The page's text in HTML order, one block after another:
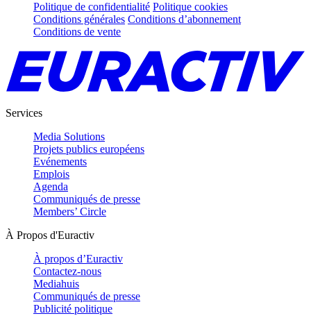
Politique de confidentialité Politique cookies
Conditions générales Conditions d’abonnement
Conditions de vente
Services
Media Solutions
Projets publics européens
Evénements
Emplois
Agenda
Communiqués de presse
Members’ Circle
À Propos d'Euractiv
À propos d’Euractiv
Contactez-nous
Mediahuis
Communiqués de presse
Publicité politique